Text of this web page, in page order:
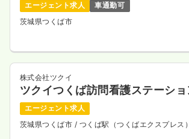
給与 23.2万円/月 賞与3.3ヶ月
※経験6年の例
日祝休み
年間休日127日 4週8休以上
ブ
第二新卒可
月給23万円以上可
気になる 詳細
エージェント求人
車通勤可
茨城県つくば市
株式会社ツクイ
ツクイつくば訪問看護ステーショ
エージェント求人
茨城県つくば市 / つくば駅（つくばエクスプレス